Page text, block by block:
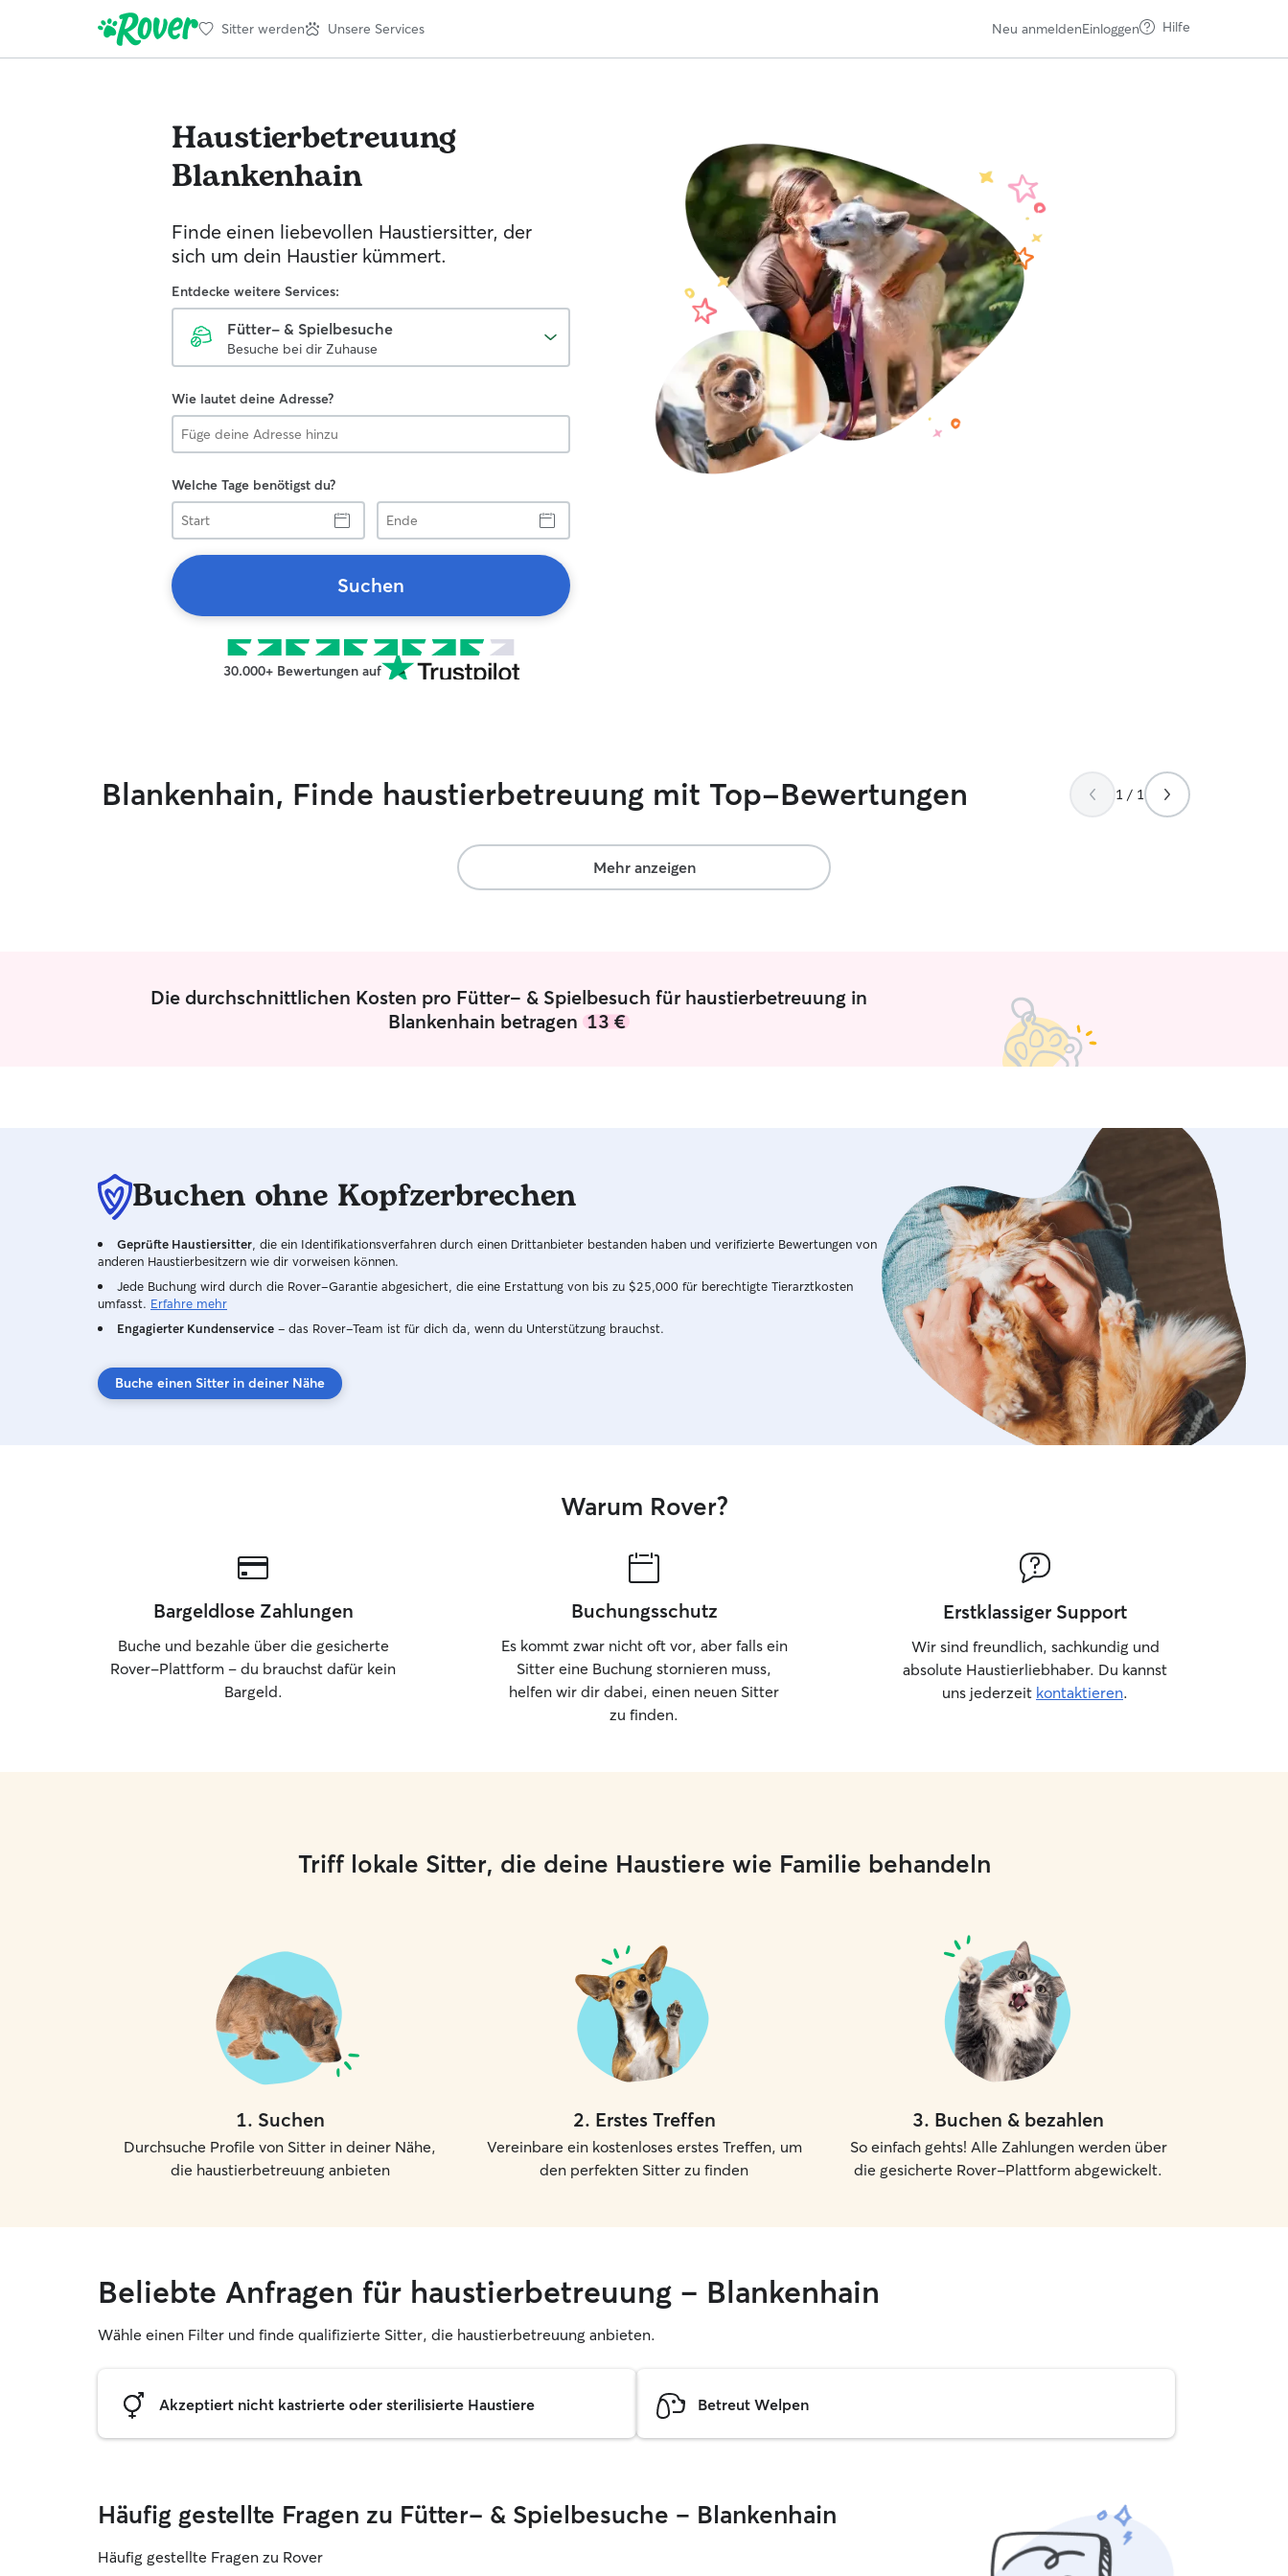
Sitter werden Unsere Services Neu anmeldenEinloggen Hilfe
Haustierbetreuung
Blankenhain
Finde einen liebevollen Haustiersitter, der
sich um dein Haustier kümmert.
Entdecke weitere Services:
Fütter- & Spielbesuche
Besuche bei dir Zuhause
Wie lautet deine Adresse?
Welche Tage benötigst du?
Start
Ende
Suchen
30.000+ Bewertungen auf
Blankenhain, Finde haustierbetreuung mit Top-Bewertungen 1 / 1
Mehr anzeigen
Die durchschnittlichen Kosten pro Fütter- & Spielbesuch für haustierbetreuung in
Blankenhain betragen 13 €
Buchen ohne Kopfzerbrechen
Geprüfte Haustiersitter , die ein Identifikationsverfahren durch einen Drittanbieter bestanden haben und verifizierte Bewertungen von
anderen Haustierbesitzern wie dir vorweisen können.
Jede Buchung wird durch die Rover-Garantie abgesichert, die eine Erstattung von bis zu $25,000 für berechtigte Tierarztkosten
umfasst. Erfahre mehr
Engagierter Kundenservice – das Rover-Team ist für dich da, wenn du Unterstützung brauchst.
Buche einen Sitter in deiner Nähe
Warum Rover?
Bargeldlose Zahlungen
Buche und bezahle über die gesicherte
Rover-Plattform – du brauchst dafür kein
Bargeld.
Buchungsschutz
Es kommt zwar nicht oft vor, aber falls ein
Sitter eine Buchung stornieren muss,
helfen wir dir dabei, einen neuen Sitter
zu finden.
Erstklassiger Support
Wir sind freundlich, sachkundig und
absolute Haustierliebhaber. Du kannst
uns jederzeit kontaktieren.
Triff lokale Sitter, die deine Haustiere wie Familie behandeln
1. Suchen
Durchsuche Profile von Sitter in deiner Nähe,
die haustierbetreuung anbieten
2. Erstes Treffen
Vereinbare ein kostenloses erstes Treffen, um
den perfekten Sitter zu finden
3. Buchen & bezahlen
So einfach gehts! Alle Zahlungen werden über
die gesicherte Rover-Plattform abgewickelt.
Beliebte Anfragen für haustierbetreuung – Blankenhain
Wähle einen Filter und finde qualifizierte Sitter, die haustierbetreuung anbieten.
Akzeptiert nicht kastrierte oder sterilisierte Haustiere Betreut Welpen
Häufig gestellte Fragen zu Fütter- & Spielbesuche – Blankenhain
Häufig gestellte Fragen zu Rover